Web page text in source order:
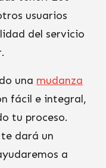
usuarios
del servicio
una mudanza
fácil e integral,
tu proceso.
dará un
a